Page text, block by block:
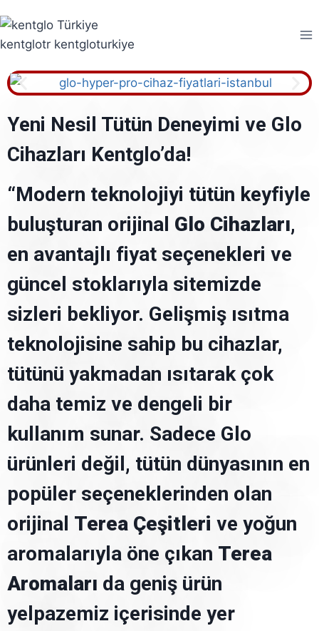
Yeni Nesil Tütün Deneyimi ve Glo
Cihazları Kentglo’da!
“Modern teknolojiyi tütün keyfiyle
buluşturan orijinal Glo Cihazları,
en avantajlı fiyat seçenekleri ve
güncel stoklarıyla sitemizde
sizleri bekliyor. Gelişmiş ısıtma
teknolojisine sahip bu cihazlar,
tütünü yakmadan ısıtarak çok
daha temiz ve dengeli bir
kullanım sunar. Sadece Glo
ürünleri değil, tütün dünyasının en
popüler seçeneklerinden olan
orijinal Terea Çeşitleri ve yoğun
aromalarıyla öne çıkan Terea
Aromaları da geniş ürün
yelpazemiz içerisinde yer